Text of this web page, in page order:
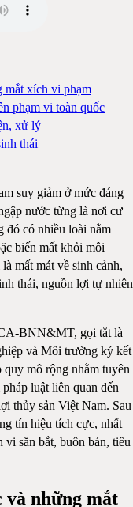
mắt xích vi phạm
phạm vi toàn quốc
xử lý
thái
suy giảm ở mức đáng
nước từng là nơi cư
đó có nhiều loài nằm
biến mất khỏi môi
mất mát về sinh cảnh,
thái, nguồn lợi tự nhiên
BNN&MT, gọi tắt là
và Môi trường ký kết
mô rộng nhằm tuyên
luật liên quan đến
thủy sản Việt Nam. Sau
tín hiệu tích cực, nhất
vi săn bắt, buôn bán, tiêu
và những mắt